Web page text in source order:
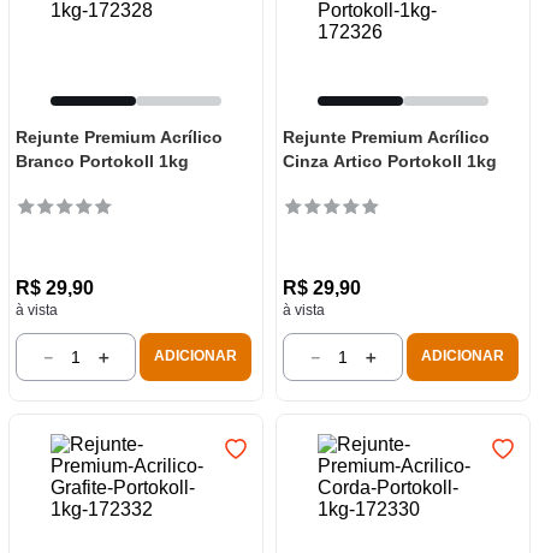
Rejunte Premium Acrílico
Branco Portokoll 1kg
R$ 29,90
à vista
＋
－ ADICIONAR
Rejunte Premium Acrílico
Cinza Artico Portokoll 1kg
R$ 29,90
à vista
＋
－ ADICIONAR
10º caneca